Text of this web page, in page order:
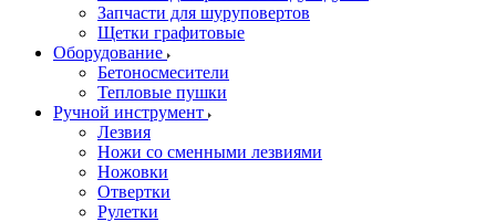
Запчасти для шуруповертов
Щетки графитовые
Оборудование
Бетоносмесители
Тепловые пушки
Ручной инструмент
Лезвия
Ножи со сменными лезвиями
Ножовки
Отвертки
Рулетки